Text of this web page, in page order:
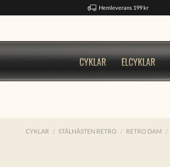
Hemleverans 199 kr
CYKLAR ELCYKLAR
CYKLAR STÅLHÄSTEN RETRO RETRO DAM